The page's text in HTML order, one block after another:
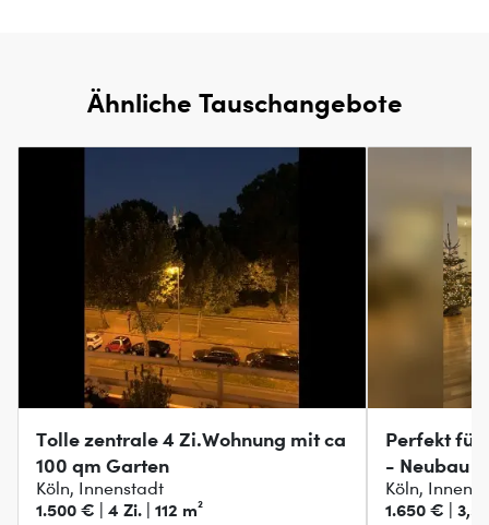
Ähnliche Tauschangebote
Tolle zentrale 4 Zi.Wohnung mit ca
100 qm Garten
Köln, Innenstadt
1.500 € | 4 Zi. | 112 m²
Perfekt für
- Neubau
Köln,
1.650 € | 3,5